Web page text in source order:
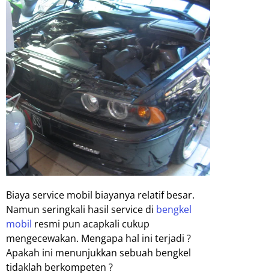
Biaya service mobil biayanya relatif besar.
Namun seringkali hasil service di bengkel
mobil resmi pun acapkali cukup
mengecewakan. Mengapa hal ini terjadi ?
Apakah ini menunjukkan sebuah bengkel
tidaklah berkompeten ?